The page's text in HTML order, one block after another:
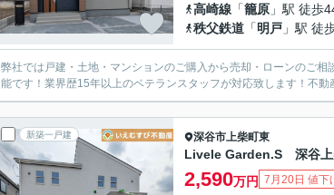
高崎線 「籠原 」駅 徒歩
秩父鉄道 「明戸 」駅 徒
弊社では戸建・土地・マンションのご購入から売却・ローンのご
能です！業界歴15年以上のベテランスタッフが対応致します！不動
新築一戸建 深谷市上柴町東
Livele Garden.S 深谷上
2,590万円 7月20日 値下